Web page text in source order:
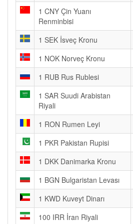
1 CNY Çin Yuanı
Renminbisi
1 SEK İsveç Kronu
1 NOK Norveç Kronu
1 RUB Rus Rublesi
1 SAR Suudi Arabistan
Riyali
1 RON Rumen Leyi
1 PKR Pakistan Rupisi
1 DKK Danimarka Kronu
1 BGN Bulgaristan Levası
1 KWD Kuveyt Dinarı
100 IRR İran Riyali